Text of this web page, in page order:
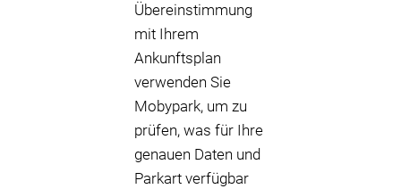
Übereinstimmung
mit Ihrem
Ankunftsplan
verwenden Sie
Mobypark, um zu
prüfen, was für Ihre
genauen Daten und
Parkart verfügbar